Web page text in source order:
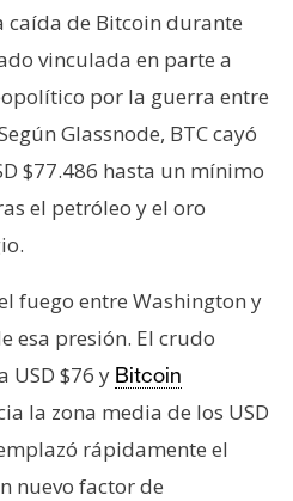
caída de Bitcoin durante
vinculada en parte a
por la guerra entre
Glassnode, BTC cayó
$77.486 hasta un mínimo
el petróleo y el oro
fuego entre Washington y
esa presión. El crudo
USD $76 y Bitcoin
la zona media de los USD
rápidamente el
nuevo factor de